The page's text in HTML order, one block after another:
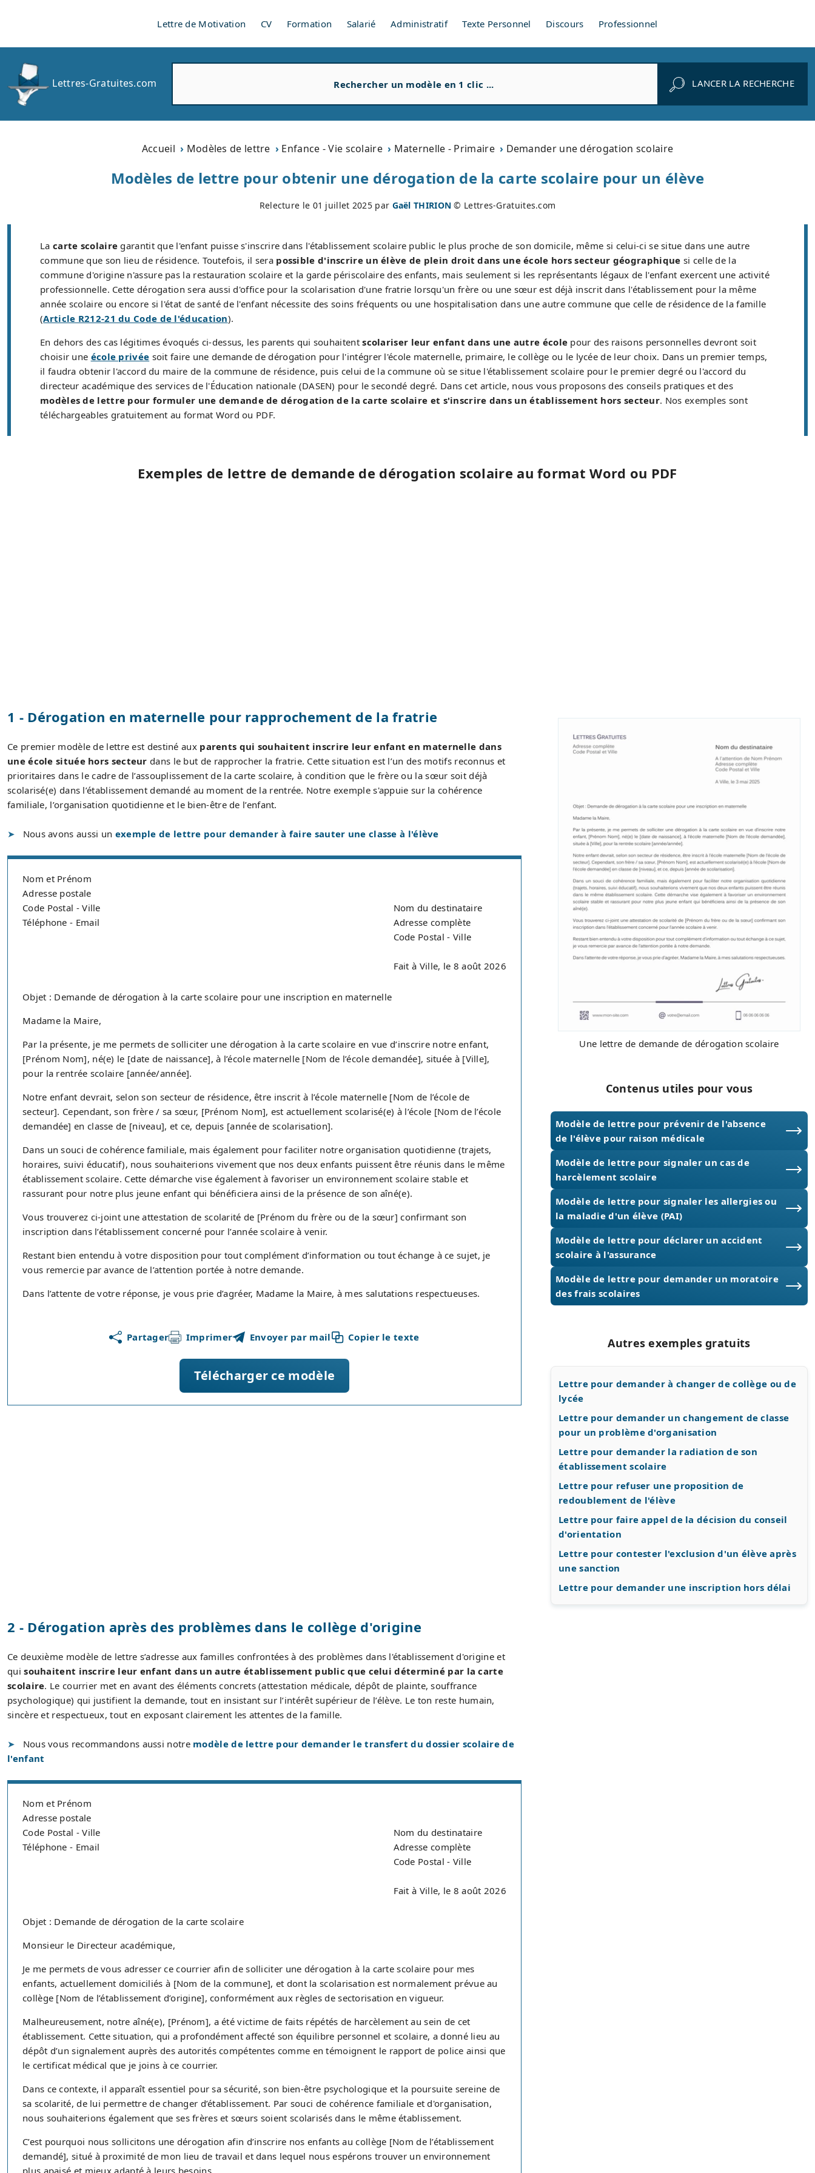
Lettre de Motivation CV Formation Salarié Administratif Texte Personnel Discours Professionnel
Lettres-Gratuites.com
r
LANCER LA RECHERCHE
Accueil Modèles de lettre Enfance - Vie scolaire Maternelle - Primaire Demander une dérogation scolaire
Modèles de lettre pour obtenir une dérogation de la carte scolaire pour un élève
Relecture le 01 juillet 2025 par Gaël THIRION © Lettres-Gratuites.com
La carte scolaire garantit que l'enfant puisse s'inscrire dans l'établissement scolaire public le plus proche de son domicile, même si celui-ci se situe dans une autre
commune que son lieu de résidence. Toutefois, il sera possible d'inscrire un élève de plein droit dans une école hors secteur géographique si celle de la
commune d'origine n'assure pas la restauration scolaire et la garde périscolaire des enfants, mais seulement si les représentants légaux de l'enfant exercent une activité
professionnelle. Cette dérogation sera aussi d'office pour la scolarisation d'une fratrie lorsqu'un frère ou une sœur est déjà inscrit dans l'établissement pour la même
année scolaire ou encore si l'état de santé de l'enfant nécessite des soins fréquents ou une hospitalisation dans une autre commune que celle de résidence de la famille
(Article R212-21 du Code de l'éducation).
En dehors des cas légitimes évoqués ci-dessus, les parents qui souhaitentscolariser leur enfant dans une autre école pour des raisons personnelles devront soit
choisir une école privée soit faire une demande de dérogation pour l'intégrer l'école maternelle, primaire, le collège ou le lycée de leur choix. Dans un premier temps,
il faudra obtenir l'accord du maire de la commune de résidence, puis celui de la commune où se situe l'établissement scolaire pour le premier degré ou l'accord du
directeur académique des services de l'Éducation nationale (DASEN) pour le secondé degré. Dans cet article, nous vous proposons des conseils pratiques et des
modèles de lettre pour formuler une demande de dérogation de la carte scolaire et s'inscrire dans un établissement hors secteur. Nos exemples sont
téléchargeables gratuitement au format Word ou PDF.
Exemples de lettre de demande de dérogation scolaire au format Word ou PDF
1 - Dérogation en maternelle pour rapprochement de la fratrie
Ce premier modèle de lettre est destiné aux parents qui souhaitent inscrire leur enfant en maternelle dans
une école située hors secteur dans le but de rapprocher la fratrie. Cette situation est l’un des motifs reconnus et
prioritaires dans le cadre de l’assouplissement de la carte scolaire, à condition que le frère ou la sœur soit déjà
scolarisé(e) dans l’établissement demandé au moment de la rentrée. Notre exemple s'appuie sur la cohérence
familiale, l’organisation quotidienne et le bien-être de l’enfant.
Nous avons aussi un exemple de lettre pour demander à faire sauter une classe à l'élève
Nom et Prénom
Adresse postale
Code Postal - Ville
Téléphone - Email
Nom du destinataire
Adresse complète
Code Postal - Ville
Fait à Ville, le 8 août 2026
Objet : Demande de dérogation à la carte scolaire pour une inscription en maternelle
Madame la Maire,
Par la présente, je me permets de solliciter une dérogation à la carte scolaire en vue d’inscrire notre enfant,
[Prénom Nom], né(e) le [date de naissance], à l’école maternelle [Nom de l’école demandée], située à [Ville],
pour la rentrée scolaire [année/année].
Notre enfant devrait, selon son secteur de résidence, être inscrit à l’école maternelle [Nom de l’école de
secteur]. Cependant, son frère / sa sœur, [Prénom Nom], est actuellement scolarisé(e) à l’école [Nom de l’école
demandée] en classe de [niveau], et ce, depuis [année de scolarisation].
Dans un souci de cohérence familiale, mais également pour faciliter notre organisation quotidienne (trajets,
horaires, suivi éducatif), nous souhaiterions vivement que nos deux enfants puissent être réunis dans le même
établissement scolaire. Cette démarche vise également à favoriser un environnement scolaire stable et
rassurant pour notre plus jeune enfant qui bénéficiera ainsi de la présence de son aîné(e).
Vous trouverez ci-joint une attestation de scolarité de [Prénom du frère ou de la sœur] confirmant son
inscription dans l’établissement concerné pour l’année scolaire à venir.
Restant bien entendu à votre disposition pour tout complément d’information ou tout échange à ce sujet, je
vous remercie par avance de l’attention portée à notre demande.
Dans l’attente de votre réponse, je vous prie d’agréer, Madame la Maire, à mes salutations respectueuses.
Partager Imprimer Envoyer par mail Copier le texte
Télécharger ce modèle
2 - Dérogation après des problèmes dans le collège d'origine
Ce deuxième modèle de lettre s’adresse aux familles confrontées à des problèmes dans l'établissement d'origine et
quisouhaitent inscrire leur enfant dans un autre établissement public que celui déterminé par la carte
scolaire. Le courrier met en avant des éléments concrets (attestation médicale, dépôt de plainte, souffrance
psychologique) qui justifient la demande, tout en insistant sur l’intérêt supérieur de l’élève. Le ton reste humain,
sincère et respectueux, tout en exposant clairement les attentes de la famille.
Nous vous recommandons aussi notre modèle de lettre pour demander le transfert du dossier scolaire de
l'enfant
Nom et Prénom
Adresse postale
Code Postal - Ville
Téléphone - Email
Nom du destinataire
Adresse complète
Code Postal - Ville
Fait à Ville, le 8 août 2026
Objet : Demande de dérogation de la carte scolaire
Monsieur le Directeur académique,
Je me permets de vous adresser ce courrier afin de solliciter une dérogation à la carte scolaire pour mes
enfants, actuellement domiciliés à [Nom de la commune], et dont la scolarisation est normalement prévue au
collège [Nom de l’établissement d’origine], conformément aux règles de sectorisation en vigueur.
Malheureusement, notre aîné(e), [Prénom], a été victime de faits répétés de harcèlement au sein de cet
établissement. Cette situation, qui a profondément affecté son équilibre personnel et scolaire, a donné lieu au
dépôt d’un signalement auprès des autorités compétentes comme en témoignent le rapport de police ainsi que
le certificat médical que je joins à ce courrier.
Dans ce contexte, il apparaît essentiel pour sa sécurité, son bien-être psychologique et la poursuite sereine de
sa scolarité, de lui permettre de changer d’établissement. Par souci de cohérence familiale et d'organisation,
nous souhaiterions également que ses frères et sœurs soient scolarisés dans le même établissement.
C’est pourquoi nous sollicitons une dérogation afin d’inscrire nos enfants au collège [Nom de l’établissement
demandé], situé à proximité de mon lieu de travail et dans lequel nous espérons trouver un environnement
plus apaisé et mieux adapté à leurs besoins.
Une lettre de demande de dérogation scolaire
Contenus utiles pour vous
Modèle de lettre pour prévenir de l'absence
de l'élève pour raison médicale
Modèle de lettre pour signaler un cas de
harcèlement scolaire
Modèle de lettre pour signaler les allergies ou
la maladie d'un élève (PAI)
Modèle de lettre pour déclarer un accident
scolaire à l'assurance
Modèle de lettre pour demander un moratoire
des frais scolaires
Autres exemples gratuits
Lettre pour demander à changer de collège ou de
lycée
Lettre pour demander un changement de classe
pour un problème d'organisation
Lettre pour demander la radiation de son
établissement scolaire
Lettre pour refuser une proposition de
redoublement de l'élève
Lettre pour faire appel de la décision du conseil
d'orientation
Lettre pour contester l'exclusion d'un élève après
une sanction
Lettre pour demander une inscription hors délai